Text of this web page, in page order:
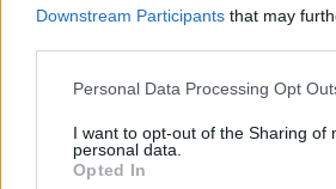
Downstream Participants that may
Personal Data Processing Opt
I want to opt-out of the Sharing of
personal data.
Opted In
εν µέσω πολέµων.
Δημοσιεύτηκε στην
Εγγραφή στο
Αποδέχομαι τους